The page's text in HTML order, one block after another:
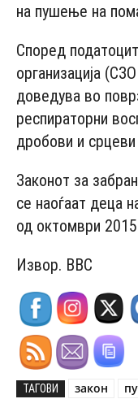
на пушење на
Според
организација
доведува во
респираторни
дробови и
Законот за
се наоѓаат деца
од октомври 2015
Извор. BBC
ТАГОВИ закон